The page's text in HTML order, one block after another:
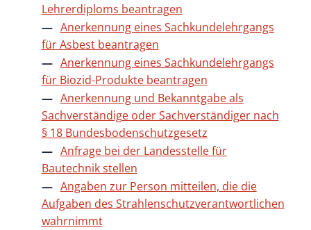
Lehrerdiploms beantragen
Anerkennung eines Sachkundelehrgangs
für Asbest beantragen
Anerkennung eines Sachkundelehrgangs
für Biozid-Produkte beantragen
Anerkennung und Bekanntgabe als
Sachverständige oder Sachverständiger nach
§ 18 Bundesbodenschutzgesetz
Anfrage bei der Landesstelle für
Bautechnik stellen
Angaben zur Person mitteilen, die die
Aufgaben des Strahlenschutzverantwortlichen
wahrnimmt